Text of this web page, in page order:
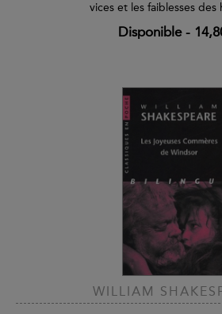
vices et les faiblesses des
Disponible-
WILLIAM